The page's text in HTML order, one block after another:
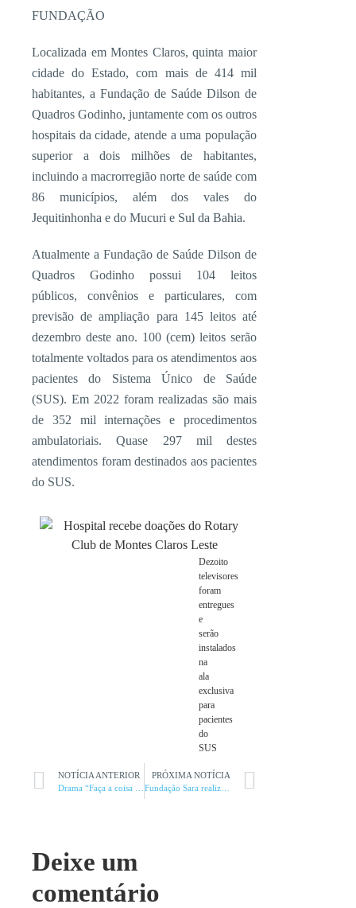
FUNDAÇÃO
Localizada em Montes Claros, quinta maior
cidade do Estado, com mais de 414 mil
habitantes, a Fundação de Saúde Dilson de
Quadros Godinho, juntamente com os outros
hospitais da cidade, atende a uma população
superior a dois milhões de habitantes,
incluindo a macrorregião norte de saúde com
86 municípios, além dos vales do
Jequitinhonha e do Mucuri e Sul da Bahia.
Atualmente a Fundação de Saúde Dilson de
Quadros Godinho possui 104 leitos
públicos, convênios e particulares, com
previsão de ampliação para 145 leitos até
dezembro deste ano. 100 (cem) leitos serão
totalmente voltados para os atendimentos aos
pacientes do Sistema Único de Saúde
(SUS). Em 2022 foram realizadas são mais
de 352 mil internações e procedimentos
ambulatoriais. Quase 297 mil destes
atendimentos foram destinados aos pacientes
do SUS.
Dezoito
televisores
foram
entregues
e
serão
instalados
na
ala
exclusiva
para
pacientes
do
SUS
NOTÍCIA ANTERIOR
PRÓXIMA NOTÍCIA
Deixe um
comentário